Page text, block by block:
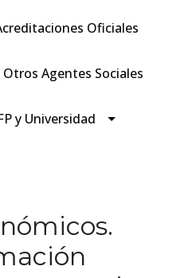
Oficiales
Agentes Sociales
y Universidad